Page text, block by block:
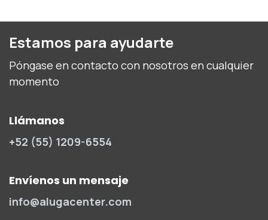
Estamos para ayudarte
Póngase en contacto con nosotros en cualquier
momento
Llámanos
+52 (55) 1209-6554
Envíenos un mensaje
info@alugacenter.com